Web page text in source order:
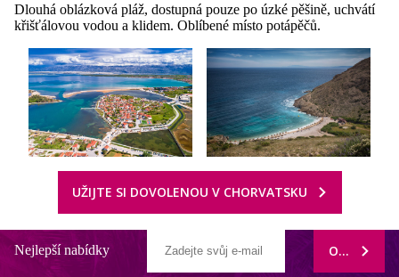
Dlouhá oblázková pláž, dostupná pouze po úzké pěšině, uchvátí
křišťálovou vodou a klidem. Oblíbené místo potápěčů.
UŽIJTE SI DOVOLENOU V CHORVATSKU
Nejlepší nabídky ODEBÍRAT